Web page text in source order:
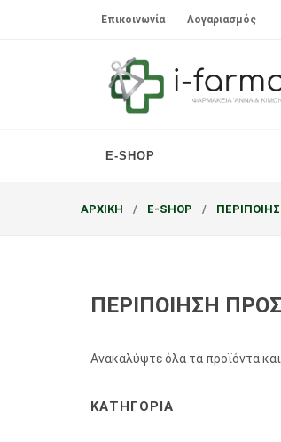
Επικοινωνία Λογαριασμός
E-SHOP
ΑΡΧΙΚΗ E-SHOP
ΠΕΡΙΠΟΙΗΣΗ
Ανακαλύψτε όλα τα προϊόντα
ΚΑΤΗΓΟΡΙΑ